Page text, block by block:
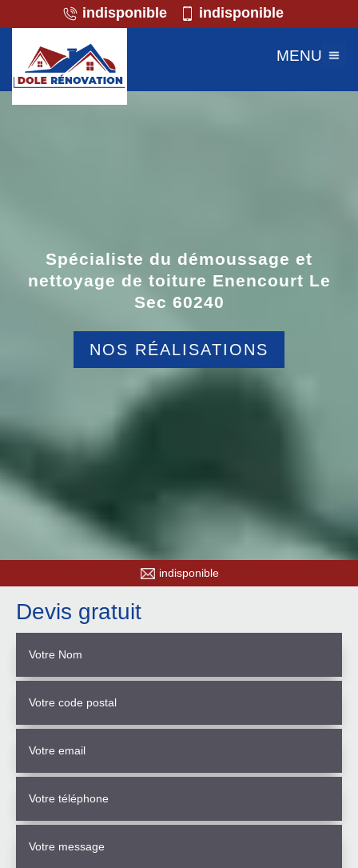
indisponible indisponible
MENU
Spécialiste du démoussage et
nettoyage de toiture Enencourt Le
Sec 60240
NOS RÉALISATIONS
indisponible
Devis gratuit